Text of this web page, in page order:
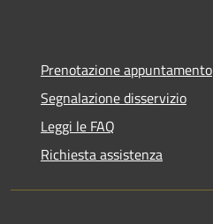
Prenotazione appuntamento
Segnalazione disservizio
Leggi le FAQ
Richiesta assistenza